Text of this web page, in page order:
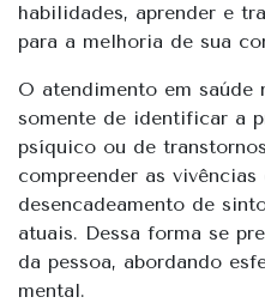
habilidades, aprender e
para a melhoria de sua
O atendimento em
somente de identificar a
psíquico ou de
compreender as
desencadeamento de
atuais. Dessa forma se
da pessoa, abordando
mental.